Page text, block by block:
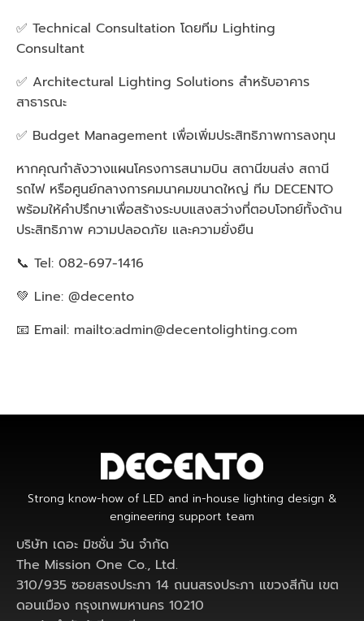
✅ Technical Consultation โดยทีม Lighting
Consultant
✅ Architectural Lighting Solutions สำหรับอาคาร
สาธารณะ
✅ Budget Management เพื่อเพิ่มประสิทธิภาพการลงทุน
หากคุณกำลังวางแผนโครงการสนามบิน สถานีขนส่ง สถานี
รถไฟ หรือศูนย์กลางการคมนาคมขนาดใหญ่ ทีม DECENTO
พร้อมให้คำปรึกษาเพื่อสร้างระบบแสงสว่างที่ตอบโจทย์ทั้งด้าน
ประสิทธิภาพ ความปลอดภัย และความยั่งยืน
📞 Tel: 082-697-1416
💚 Line: @decento
📧 Email: mailto:admin@decentolighting.com
Strong know-how of LED and in-house lighting design &
engineering support team
บริษัท เดอะ มิชชั่น วัน จำกัด
The Mission One Co., Ltd.
310/935 ซอยสรงประภา 14 ถนนสรงประภา แขวงสีกัน เขต
ดอนเมือง กรุงเทพมหานคร 10210